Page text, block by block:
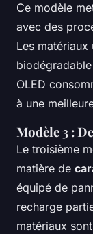
Ce modèle
avec des
Les
OLED
à une
Modèle 3 :
Le troisième
matière de
équipé de
recharge
matériaux